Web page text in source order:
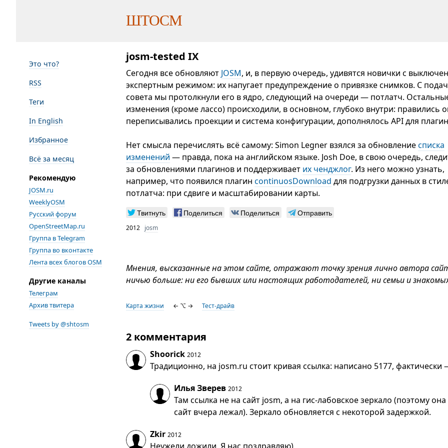
ШТОСМ
Это что?
RSS
Теги
In English
Избранное
Всё за месяц
Рекомендую
JOSM.ru
WeeklyOSM
Русский форум
OpenStreetMap.ru
Группа в Telegram
Группа во вконтакте
Лента всех блогов OSM
Другие каналы
Телеграм
Архив твитера
Tweets by @shtosm
josm-tested IX
Сегодня все обновляют JOSM, и, в первую очередь, удивятся новички с
экспертным режимом: их напугает предупреждение о привязке снимков. С
совета мы протолкнули его в ядро, следующий на очереди — потлатч.
изменения (кроме лассо) происходили, в основном, глубоко внутри: правились
переписывались проекции и система конфигурации, дополнялось API для
Нет смысла перечислять всё самому: Simon Legner взялся за обновлениесписка
изменений — правда, пока на английском языке. Josh Doe, в свою очередь,
за обновлениями плагинов и поддерживает их ченджлог. Из него можно узнать,
например, что появился плагин continuosDownload для подгрузки данных в
потлатча: при сдвиге и масштабировании карты.
Твитнуть Поделиться Поделиться Отправить
2012 josm
Мнения, высказанные на этом сайте, отражают точку зрения лично автора
ничью больше: ни его бывших или настоящих работодателей, ни семьи и
Карта жизни ← ⌥ → Тест-драйв
2 комментария
Shoorick 2012
Традиционно, на josm.ru стоит кривая ссылка: написано 5177, фактически
Илья Зверев 2012
Там ссылка не на сайт josm, а на гис-лабовское зеркало (поэтому она
сайт вчера лежал). Зеркало обновляется с некоторой задержкой.
Zkir 2012